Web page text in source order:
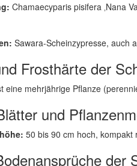
Chamaecyparis pisifera ‚Nana
Sawara-Scheinzypresse, auch
Frosthärte der
eine mehrjährige Pflanze
und
50 bis 90 cm hoch, kompakt
der